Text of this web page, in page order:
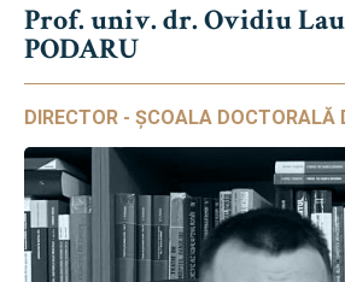
Prof. univ. dr. Ovidiu
PODARU
DIRECTOR - ȘCOALA DOCTORALĂ